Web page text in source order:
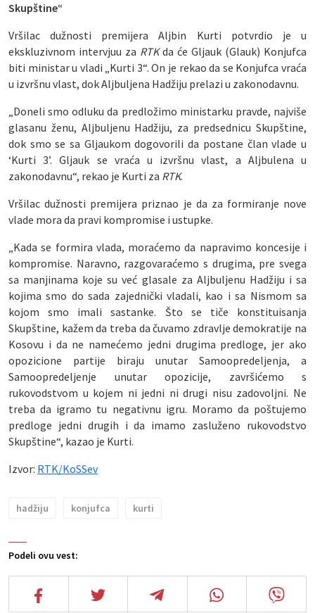
Podeli ovu vest:
Skupštine“
Vršilac dužnosti premijera Aljbin Kurti potvrdio je u
ekskluzivnom intervjuu za RTKda će Gljauk (Glauk) Konjufca
biti ministar u vladi „Kurti 3“. On je rekao da se Konjufca vraća
u izvršnu vlast, dok Aljbuljena Hadžiju prelazi u zakonodavnu.
„Doneli smo odluku da predložimo ministarku pravde, najviše
glasanu ženu, Aljbuljenu Hadžiju, za predsednicu Skupštine,
dok smo se sa Gljaukom dogovorili da postane član vlade u
‘Kurti 3’. Gljauk se vraća u izvršnu vlast, a Aljbulena u
zakonodavnu“, rekao je Kurti za RTK.
Vršilac dužnosti premijera priznao je da za formiranje nove
vlade mora da pravi kompromise i ustupke.
„Kada se formira vlada, moraćemo da napravimo koncesije i
kompromise. Naravno, razgovaraćemo s drugima, pre svega
sa manjinama koje su već glasale za Aljbuljenu Hadžiju i sa
kojima smo do sada zajednički vladali, kao i sa Nismom sa
kojom smo imali sastanke. Što se tiče konstituisanja
Skupštine, kažem da treba da čuvamo zdravlje demokratije na
Kosovu i da ne namećemo jedni drugima predloge, jer ako
opozicione partije biraju unutar Samoopredeljenja, a
Samoopredeljenje unutar opozicije, završićemo s
rukovodstvom u kojem ni jedni ni drugi nisu zadovoljni. Ne
treba da igramo tu negativnu igru. Moramo da poštujemo
predloge jedni drugih i da imamo zasluženo rukovodstvo
Skupštine“, kazao je Kurti.
Izvor: RTK/KoSSev
hadžiju konjufca kurti